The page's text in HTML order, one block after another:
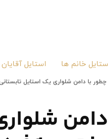
خانم ها استایل آقایان
چطور با دامن شلواری یک استایل تابستانی شیک و